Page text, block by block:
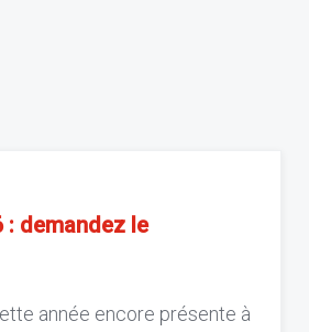
: demandez le
année encore présente à